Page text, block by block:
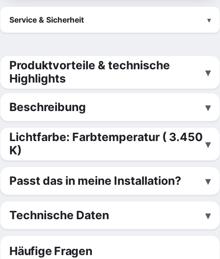
Service & Sicherheit
Produktvorteile & technische
Highlights
Beschreibung
Lichtfarbe: Farbtemperatur ( 3.450
K)
Passt das in meine Installation?
Technische Daten
Häufige Fragen